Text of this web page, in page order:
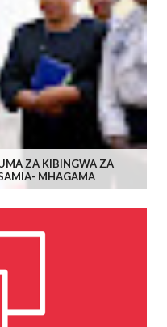
ZA KIBINGWA ZA
MHAGAMA